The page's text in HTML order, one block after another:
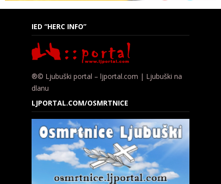
IED “HERC INFO”
®© Ljubuški portal – ljportal.com | Ljubuški na
dlanu
LJPORTAL.COM/OSMRTNICE